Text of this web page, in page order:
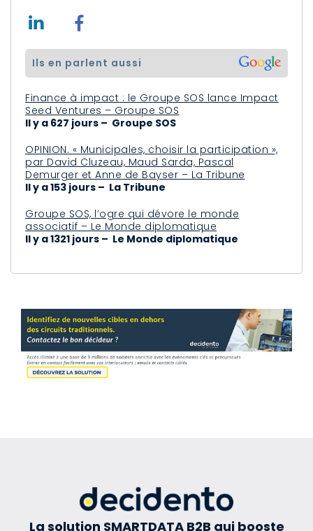
ils en parlent aussi
Finance à impact : le Groupe SOS lance Impact
Seed Ventures – Groupe SOS
Il y a 627 jours – Groupe SOS
OPINION. « Municipales, choisir la participation »,
par David Cluzeau, Maud Sarda, Pascal
Demurger et Anne de Bayser – La Tribune
Il y a 153 jours – La Tribune
Groupe SOS, l’ogre qui dévore le monde
associatif – Le Monde diplomatique
Il y a 1321 jours – Le Monde diplomatique
La solution SMARTDATA B2B qui booste